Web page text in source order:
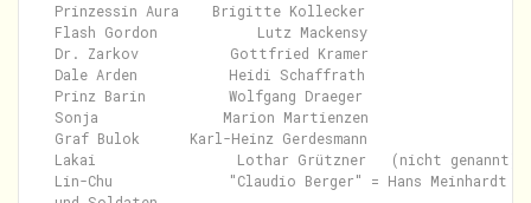
Prinzessin Aura    Brigitte Kollecker
Flash Gordon            Lutz Mackensy
Dr. Zarkov           Gottfried Kramer
Dale Arden           Heidi Schaffrath
Prinz Barin          Wolfgang Draeger
Sonja               Marion Martienzen
Graf Bulok      Karl-Heinz Gerdesmann
Lakai                 Lothar Grützner   (nicht genannt)
Lin-Chu              "Claudio Berger" = Hans Meinhardt